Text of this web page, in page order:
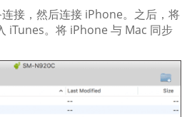
接，然后连接 iPhone。之后，将
iTunes。将 iPhone 与 Mac 同步